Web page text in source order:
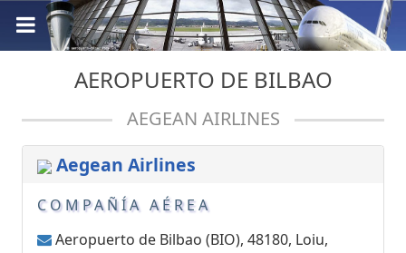
AEROPUERTO DE BILBAO
AEGEAN AIRLINES
Aegean Airlines
COMPAÑÍA AÉREA
Aeropuerto de Bilbao (BIO), 48180, Loiu,